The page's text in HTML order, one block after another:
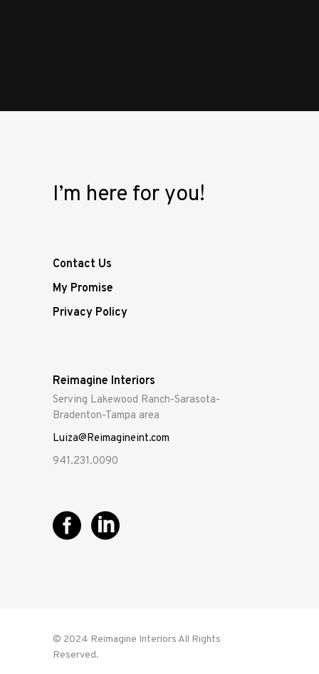
I’m here for you!
Contact Us
My Promise
Privacy Policy
Reimagine Interiors
Serving Lakewood Ranch-Sarasota-
Bradenton-Tampa area
Luiza@Reimagineint.com
941.231.0090
© 2024 Reimagine Interiors All Rights
Reserved.